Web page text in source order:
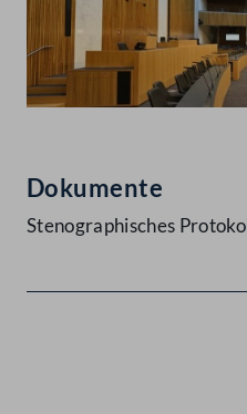
Dokumente
Stenographisches